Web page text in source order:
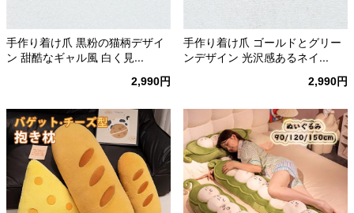
手作り着け爪 黒粉の猫柄デザイ
ン 甜酷なギャル風 白く見...
2,990円
手作り着け爪 ゴールドとグリー
ンデザイン 光沢感あるネイ...
2,990円